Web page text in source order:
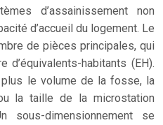
d’assainissement non
d’accueil du logement. Le
de pièces principales, qui
habitants (EH).
le volume de la fosse, la
la taille de la microstation
sous-dimensionnement se